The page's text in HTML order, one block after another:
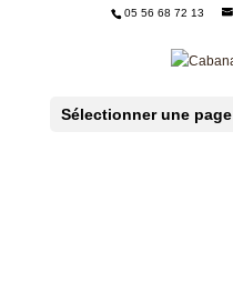
05 56 68 72 13
Sélectionner une page